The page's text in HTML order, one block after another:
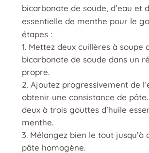
bicarbonate de soude, d’eau et
essentielle de menthe pour le
étapes :
Mettez deux cuillères à soupe
bicarbonate de soude dans un
propre.
Ajoutez progressivement de
obtenir une consistance de
deux à trois gouttes d’huile
menthe.
Mélangez bien le tout jusqu’à
pâte homogène.